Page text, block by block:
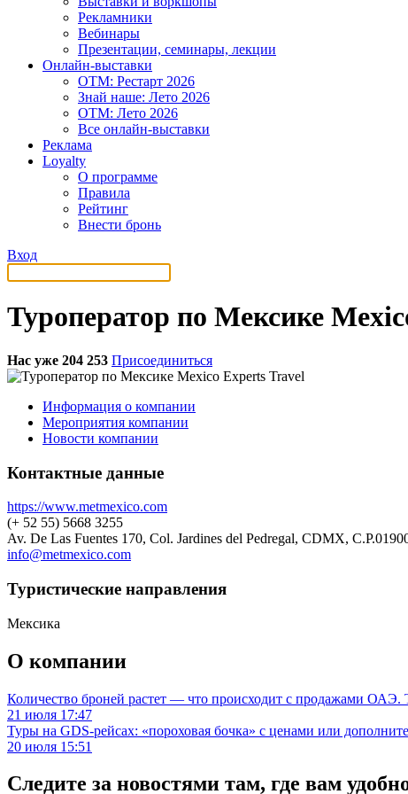
Рекламники
Вебинары
Презентации, семинары, лекции
Онлайн-выставки
OTM: Рестарт 2026
Знай наше: Лето 2026
OTM: Лето 2026
Все онлайн-выставки
Реклама
Loyalty
О программе
Правила
Рейтинг
Внести бронь
Вход
Туроператор по Мексике
Нас уже 204 253 Присоединиться
Информация о компании
Мероприятия компании
Новости компании
Контактные данные
https://www.metmexico.com
(+ 52 55) 5668 3255
Av. De Las Fuentes 170, Col. Jardines del Pedregal, CDMX,
info@metmexico.com
Туристическиe направления
Мексика
О компании
Количество броней растет — что происходит с продажами ОАЭ.
21 июля 17:47
Туры на GDS-рейсах: «пороховая бочка» с ценами или
20 июля 15:51
Следите за новостями там, где вам